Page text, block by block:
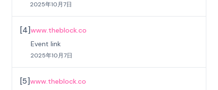
2025年10月7日
[4]www.theblock.co
Event link
2025年10月7日
[5]www.theblock.co